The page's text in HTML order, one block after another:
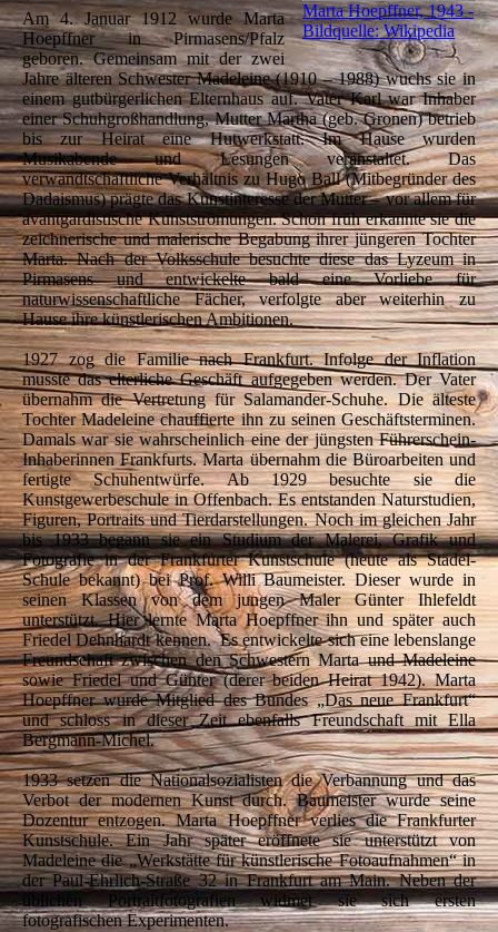
Marta Hoepffner, 1943 -
Bildquelle: Wikipedia
Am 4. Januar 1912 wurde Marta
Hoepffner in Pirmasens/Pfalz
geboren. Gemeinsam mit der zwei
Jahre älteren Schwester Madeleine (1910 – 1988) wuchs sie in
einem gutbürgerlichen Elternhaus auf. Vater Karl war Inhaber
einer Schuhgroßhandlung, Mutter Martha (geb. Gronen) betrieb
bis zur Heirat eine Hutwerkstatt. Im Hause wurden
Musikabende und Lesungen veranstaltet. Das
verwandtschaftliche Verhältnis zu Hugo Ball (Mitbegründer des
Dadaismus) prägte das Kunstinteresse der Mutter – vor allem für
avantgardistische Kunstströmungen. Schon früh erkannte sie die
zeichnerische und malerische Begabung ihrer jüngeren Tochter
Marta. Nach der Volksschule besuchte diese das Lyzeum in
Pirmasens und entwickelte bald eine Vorliebe für
naturwissenschaftliche Fächer, verfolgte aber weiterhin zu
Hause ihre künstlerischen Ambitionen.
1927 zog die Familie nach Frankfurt. Infolge der Inflation
musste das elterliche Geschäft aufgegeben werden. Der Vater
übernahm die Vertretung für Salamander-Schuhe. Die älteste
Tochter Madeleine chauffierte ihn zu seinen Geschäftsterminen.
Damals war sie wahrscheinlich eine der jüngsten Führerschein-
Inhaberinnen Frankfurts. Marta übernahm die Büroarbeiten und
fertigte Schuhentwürfe. Ab 1929 besuchte sie die
Kunstgewerbeschule in Offenbach. Es entstanden Naturstudien,
Figuren, Portraits und Tierdarstellungen. Noch im gleichen Jahr
bis 1933 begann sie ein Studium der Malerei, Grafik und
Fotografie in der Frankfurter Kunstschule (heute als Städel-
Schule bekannt) bei Prof. Willi Baumeister. Dieser wurde in
seinen Klassen von dem jungen Maler Günter Ihlefeldt
unterstützt. Hier lernte Marta Hoepffner ihn und später auch
Friedel Dehnhardt kennen. Es entwickelte sich eine lebenslange
Freundschaft zwischen den Schwestern Marta und Madeleine
sowie Friedel und Günter (derer beiden Heirat 1942). Marta
Hoepffner wurde Mitglied des Bundes „Das neue Frankfurt“
und schloss in dieser Zeit ebenfalls Freundschaft mit Ella
Bergmann-Michel.
1933 setzen die Nationalsozialisten die Verbannung und das
Verbot der modernen Kunst durch. Baumeister wurde seine
Dozentur entzogen. Marta Hoepffner verlies die Frankfurter
Kunstschule. Ein Jahr später eröffnete sie unterstützt von
Madeleine die „Werkstätte für künstlerische Fotoaufnahmen“ in
der Paul-Ehrlich-Straße 32 in Frankfurt am Main. Neben der
üblichen Portraitfotografien widmet sie sich ersten
fotografischen Experimenten.